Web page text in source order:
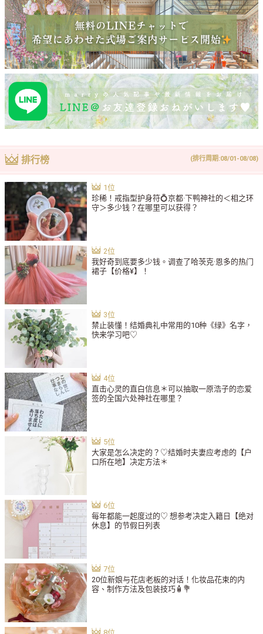
排行榜 (排行周期:08/01-08/08)
珍稀！戒指型护身符💍京都·下鸭神社的＜相之环
守＞多少钱？在哪里可以获得？
我好奇到底要多少钱。调查了哈茨克·恩多的热门
裙子【价格¥】！
禁止装懂！结婚典礼中常用的10种《绿》名字，
快来学习吧♡
直击心灵的直白信息＊可以抽取一原浩子的恋爱
签的全国六处神社在哪里？
大家是怎么决定的？♡结婚时夫妻应考虑的【户
口所在地】决定方法＊
每年都能一起度过的♡ 想参考决定入籍日【绝对
休息】的节假日列表
20位新娘与花店老板的对话！化妆品花束的内
容、制作方法及包装技巧🧴💐